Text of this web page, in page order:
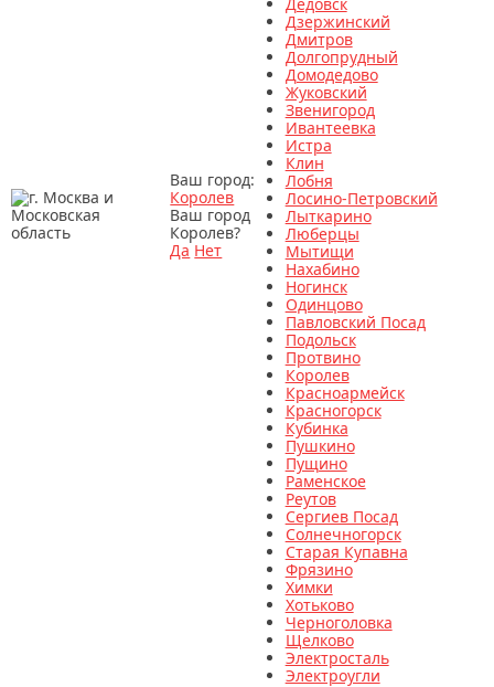
Ваш город:
Королев
Ваш город
Королев?
Да Нет
Дзержинский
Дмитров
Долгопрудный
Домодедово
Жуковский
Звенигород
Ивантеевка
Истра
Клин
Лобня
Лосино-Петровский
Лыткарино
Люберцы
Мытищи
Нахабино
Ногинск
Одинцово
Павловский Посад
Подольск
Протвино
Королев
Красноармейск
Красногорск
Кубинка
Пушкино
Пущино
Раменское
Реутов
Сергиев Посад
Солнечногорск
Старая Купавна
Фрязино
Химки
Хотьково
Черноголовка
Щелково
Электросталь
Электроугли